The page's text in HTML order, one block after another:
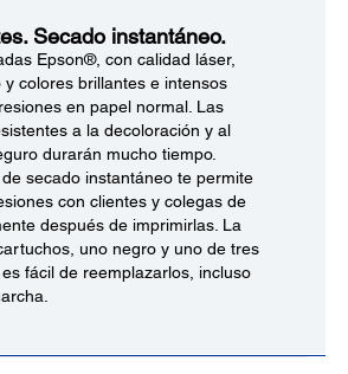
Secado instantáneo.
Epson®, con calidad láser,
colores brillantes e intensos
en papel normal. Las
a la decoloración y al
durarán mucho tiempo.
secado instantáneo te permite
con clientes y colegas de
después de imprimirlas. La
uno negro y uno de tres
fácil de reemplazarlos, incluso